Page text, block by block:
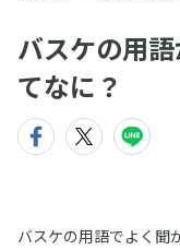
バスケの用
てなに？
バスケの用語でよく聞